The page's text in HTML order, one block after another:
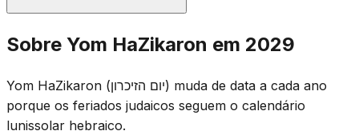
Cerimônias memoriais são realizadas em cemitérios
militares por todo Israel, e famílias visitam os túmulos
dos soldados caídos. Locais de entretenimento são
fechados por lei, e televisão e rádio transmitem
programação memorial. O dia é marcado por assembleia
Sobre Yom HaZikaron em 2029
Yom HaZikaron (יום הזיכרון) muda de data a cada ano
porque os feriados judaicos seguem o calendário
lunissolar hebraico.